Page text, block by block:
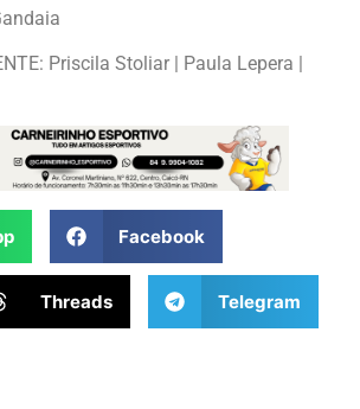
Priscila Stoliar | Paula Lepera |
Facebook
Threads Telegram